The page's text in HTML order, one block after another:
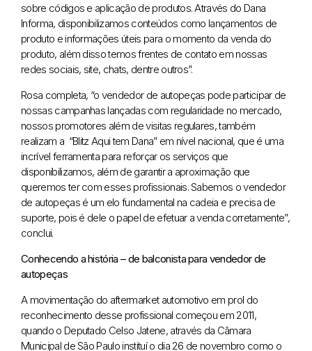
sobre códigos e aplicação de produtos. Através do Dana
Informa, disponibilizamos conteúdos como lançamentos de
produto e informações úteis para o momento da venda do
produto, além disso temos frentes de contato em nossas
redes sociais, site, chats, dentre outros”.
Rosa completa, “o vendedor de autopeças pode participar de
nossas campanhas lançadas com regularidade no mercado,
nossos promotores além de visitas regulares, também
realizam a “Blitz Aqui tem Dana” em nível nacional, que é uma
incrível ferramenta para reforçar os serviços que
disponibilizamos, além de garantir a aproximação que
queremos ter com esses profissionais. Sabemos o vendedor
de autopeças é um elo fundamental na cadeia e precisa de
suporte, pois é dele o papel de efetuar a venda corretamente”,
conclui.
Conhecendo a história – de balconista para vendedor de
autopeças
A movimentação do aftermarket automotivo em prol do
reconhecimento desse profissional começou em 2011,
quando o Deputado Celso Jatene, através da Câmara
Municipal de São Paulo instituí o dia 26 de novembro como o